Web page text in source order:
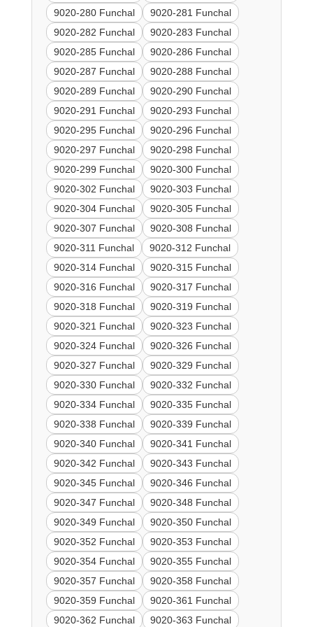
9020-280 Funchal
9020-281 Funchal
9020-282 Funchal
9020-283 Funchal
9020-285 Funchal
9020-286 Funchal
9020-287 Funchal
9020-288 Funchal
9020-289 Funchal
9020-290 Funchal
9020-291 Funchal
9020-293 Funchal
9020-295 Funchal
9020-296 Funchal
9020-297 Funchal
9020-298 Funchal
9020-299 Funchal
9020-300 Funchal
9020-302 Funchal
9020-303 Funchal
9020-304 Funchal
9020-305 Funchal
9020-307 Funchal
9020-308 Funchal
9020-311 Funchal
9020-312 Funchal
9020-314 Funchal
9020-315 Funchal
9020-316 Funchal
9020-317 Funchal
9020-318 Funchal
9020-319 Funchal
9020-321 Funchal
9020-323 Funchal
9020-324 Funchal
9020-326 Funchal
9020-327 Funchal
9020-329 Funchal
9020-330 Funchal
9020-332 Funchal
9020-334 Funchal
9020-335 Funchal
9020-338 Funchal
9020-339 Funchal
9020-340 Funchal
9020-341 Funchal
9020-342 Funchal
9020-343 Funchal
9020-345 Funchal
9020-346 Funchal
9020-347 Funchal
9020-348 Funchal
9020-349 Funchal
9020-350 Funchal
9020-352 Funchal
9020-353 Funchal
9020-354 Funchal
9020-355 Funchal
9020-357 Funchal
9020-358 Funchal
9020-359 Funchal
9020-361 Funchal
9020-362 Funchal
9020-363 Funchal